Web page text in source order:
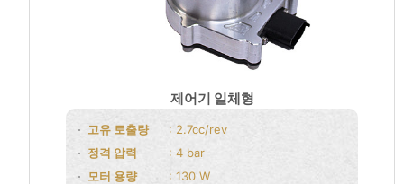
제어기 일체형
고유 토출량
: 2.7cc/rev
정격 압력
: 4 bar
모터 용량
: 130 W